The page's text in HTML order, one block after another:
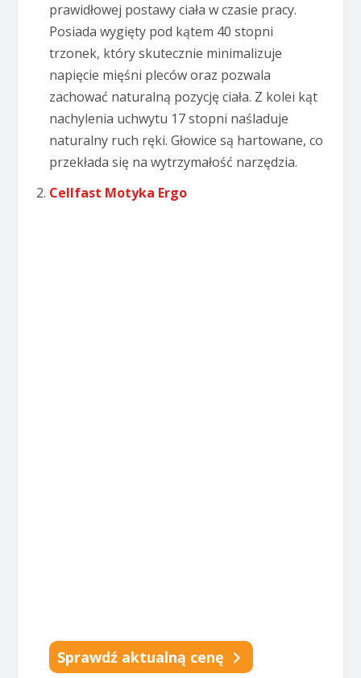
prawidłowej postawy ciała w czasie pracy.
Posiada wygięty pod kątem 40 stopni
trzonek, który skutecznie minimalizuje
napięcie mięśni pleców oraz pozwala
zachować naturalną pozycję ciała. Z kolei kąt
nachylenia uchwytu 17 stopni naśladuje
naturalny ruch ręki. Głowice są hartowane, co
przekłada się na wytrzymałość narzędzia.
Cellfast Motyka Ergo
Sprawdź aktualną cenę